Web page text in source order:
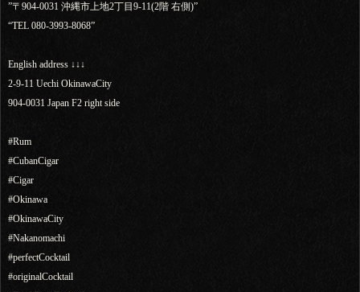
”〒904-0031 沖縄市上地2丁目9-11(2階 右側)”
“TEL 080-3993-8068”
English address ↓↓↓
2-9-11 Uechi OkinawaCity
904-0031 Japan F2 right side
#Rum
#CubanCigar
#Cigar
#Okinawa
#OkinawaCity
#Nakanomachi
#perfectCocktail
#originalCocktail